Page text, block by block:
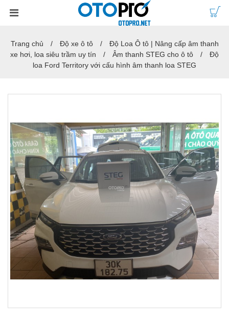
Trang chủ Độ xe ô tô
Độ Loa Ô tô | Nâng cấp âm thanh
xe hơi, loa siêu trầm uy tín
Âm thanh STEG cho ô tô
Độ
loa Ford Territory với cấu hình âm thanh loa STEG